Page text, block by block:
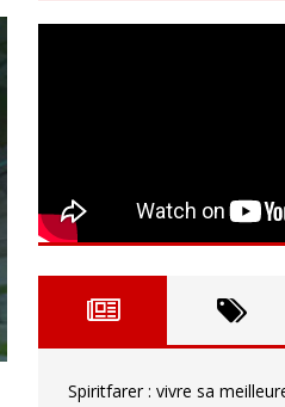
Spiritfarer : vivre sa